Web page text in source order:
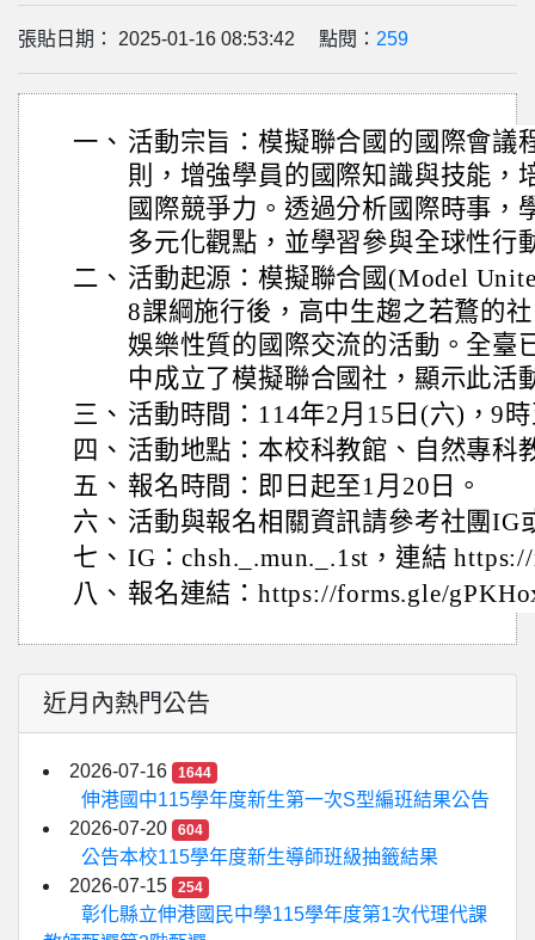
張貼日期： 2025-01-16 08:53:42 點閱： 259
一、 活動宗旨：模擬聯合國的國際會議
則，增強學員的國際知識與技能，
國際競爭力。透過分析國際時事，
多元化觀點，並學習參與全球性行
二、 活動起源：模擬聯合國(Model
8課綱施行後，高中生趨之若鶩的
娛樂性質的國際交流的活動。全臺
中成立了模擬聯合國社，顯示此活
三、 活動時間：114年2月15日(六)，9
四、 活動地點：本校科教館、自然專科
五、 報名時間：即日起至1月20日。
六、 活動與報名相關資訊請參考社團IG
七、 IG：chsh._.mun._.1st，連結
八、 報名連結：https://forms.gle/
近月內熱門公告
2026-07-16 1644
伸港國中115學年度新生第一次S型編班結果公告
2026-07-20
604
公告本校115學年度新生導師班級抽籤結果
2026-07-15
254
彰化縣立伸港國民中學115學年度第1次代理代課